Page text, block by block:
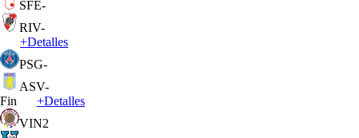
SFE-
RIV-
+Detalles
PSG-
ASV-
Fin
+Detalles
VIN2